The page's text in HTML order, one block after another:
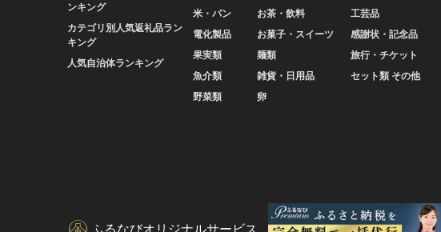
ンキング
カテゴリ別人気返礼品ラン
キング
人気自治体ランキング
米・パン
電化製品
果実類
魚介類
野菜類
お茶・飲料
お菓子・スイーツ
麺類
雑貨・日用品
卵
工芸品
感謝状・記念品
旅行・チケット
セット類 その他